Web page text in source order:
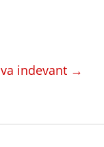
va indevant →